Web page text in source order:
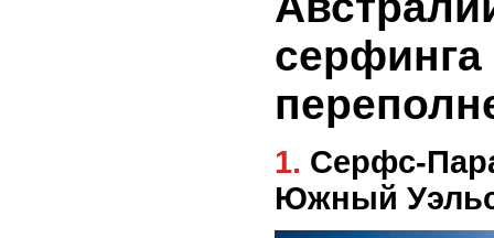
серфинга
1. Серфс-Парадайс, Новый
Южный